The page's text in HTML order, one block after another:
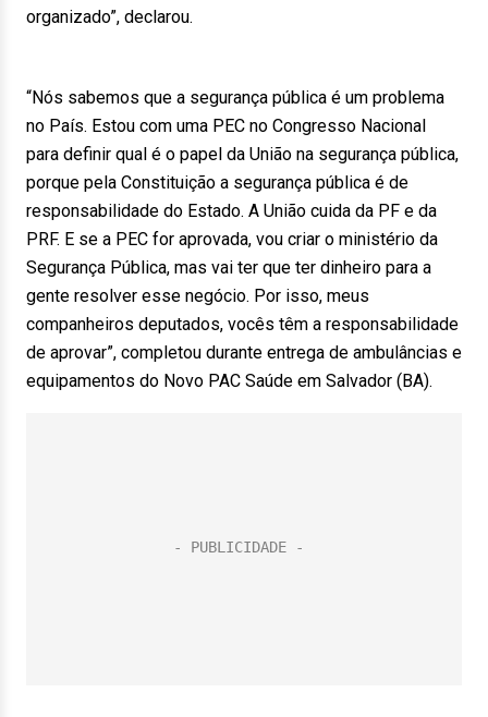
organizado”, declarou.
“Nós sabemos que a segurança pública é um problema
no País. Estou com uma PEC no Congresso Nacional
para definir qual é o papel da União na segurança pública,
porque pela Constituição a segurança pública é de
responsabilidade do Estado. A União cuida da PF e da
PRF. E se a PEC for aprovada, vou criar o ministério da
Segurança Pública, mas vai ter que ter dinheiro para a
gente resolver esse negócio. Por isso, meus
companheiros deputados, vocês têm a responsabilidade
de aprovar”, completou durante entrega de ambulâncias e
equipamentos do Novo PAC Saúde em Salvador (BA).